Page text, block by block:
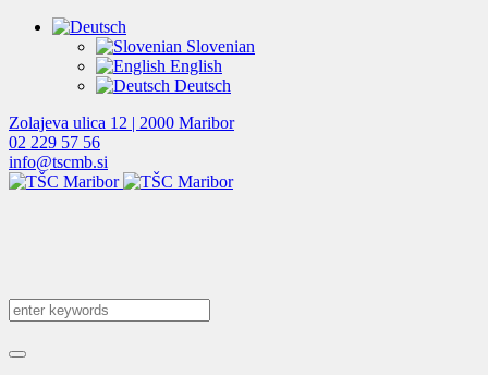
Slovenian
English
Deutsch
Zolajeva ulica 12 | 2000 Maribor
02 229 57 56
info@tscmb.si